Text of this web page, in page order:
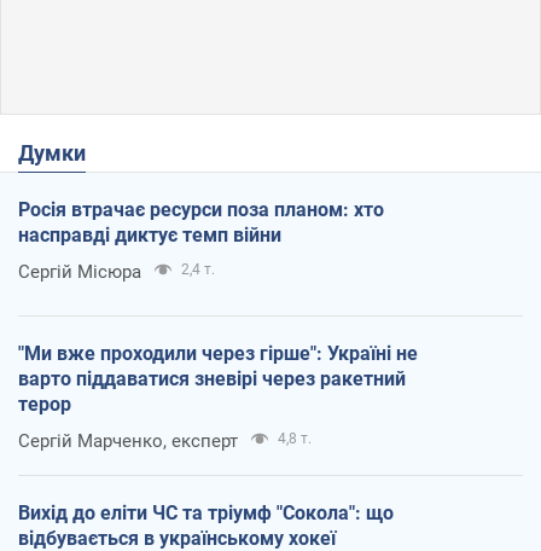
Думки
Росія втрачає ресурси поза планом: хто
насправді диктує темп війни
Сергій Місюра 2,4 т.
"Ми вже проходили через гірше": Україні не
варто піддаватися зневірі через ракетний
терор
Сергій Марченко, експерт 4,8 т.
Вихід до еліти ЧС та тріумф "Сокола": що
відбувається в українському хокеї